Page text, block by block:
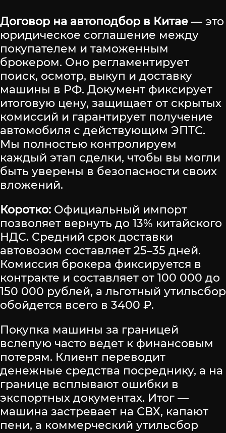
Договор на автоподбор в Китае — это
юридическое соглашение между
покупателем и таможенным
брокером. Оно регламентирует
поиск, осмотр, выкуп и доставку
машины в РФ. Документ фиксирует
итоговую цену, защищает от скрытых
комиссий и гарантирует получение
автомобиля с действующим ЭПТС.
Мы полностью контролируем
каждый этап сделки, чтобы вы могли
быть уверены в безопасности своих
вложений.
Коротко: Официальный импорт
позволяет вернуть до 13% китайского
НДС. Средний срок доставки
автовозом составляет 25–35 дней.
Комиссия брокера фиксируется в
контракте и составляет от 100 000 до
150 000 рублей, а льготный утильсбор
обойдется всего в 3400 ₽.
Покупка машины за границей
вслепую часто ведет к финансовым
потерям. Клиент переводит
денежные средства посреднику, а на
границе всплывают ошибки в
экспортных документах. Итог —
машина застревает на СВХ, капают
пени, а коммерческий утильсбор